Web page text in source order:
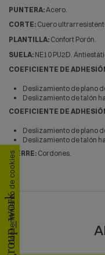
PUNTERA: Acero.
CORTE: Cuero
PLANTILLA: Confort Porón.
SUELA: NE10 PU2D.
COEFICIENTE DE
Deslizamiento de plano
Deslizamiento de talón
COEFICIENTE DE
Deslizamiento de plano
Deslizamiento de talón
CIERRE: Cordones.
group_work
Consentimiento de cookies